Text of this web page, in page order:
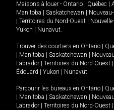
Maisons à louer - Ontario Québec
Manitoba
Saskatchewan
Territoires du Nord-Ouest
Yukon
Nunavut.
Trouver des courtiers en Ontario
Manitoba Saskatchewan
Labrador
Territoires du Nord-Ouest
Édouard
Yukon Nunavut
Parcourir les bureaux en Ontario
Manitoba Saskatchewan
Labrador
Territoires du Nord-Ouest